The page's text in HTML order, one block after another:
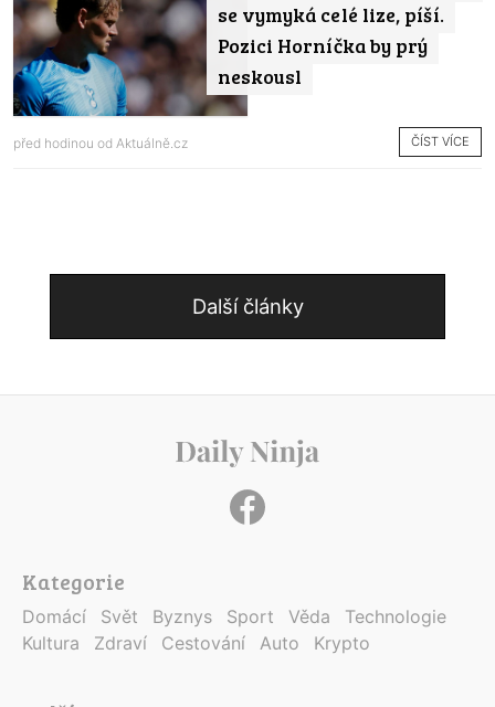
se vymyká celé lize, píší.
Pozici Horníčka by prý
neskousl
před hodinou od Aktuálně.cz ČÍST VÍCE
Další články
Kategorie
Domácí Svět Byznys Sport Věda
Technologie
Kultura
Zdraví Cestování Auto Krypto